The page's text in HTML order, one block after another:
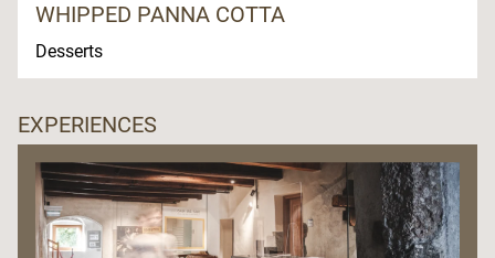
WHIPPED PANNA COTTA
Desserts
EXPERIENCES